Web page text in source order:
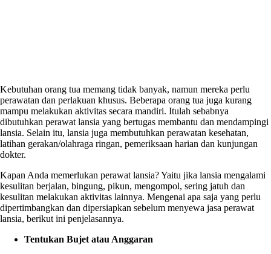
Kebutuhan orang tua memang tidak banyak, namun mereka perlu
perawatan dan perlakuan khusus. Beberapa orang tua juga kurang
mampu melakukan aktivitas secara mandiri. Itulah sebabnya
dibutuhkan perawat lansia yang bertugas membantu dan mendampingi
lansia. Selain itu, lansia juga membutuhkan perawatan kesehatan,
latihan gerakan/olahraga ringan, pemeriksaan harian dan kunjungan
dokter.
Kapan Anda memerlukan perawat lansia? Yaitu jika lansia mengalami
kesulitan berjalan, bingung, pikun, mengompol, sering jatuh dan
kesulitan melakukan aktivitas lainnya. Mengenai apa saja yang perlu
dipertimbangkan dan dipersiapkan sebelum menyewa jasa perawat
lansia, berikut ini penjelasannya.
Tentukan Bujet atau Anggaran